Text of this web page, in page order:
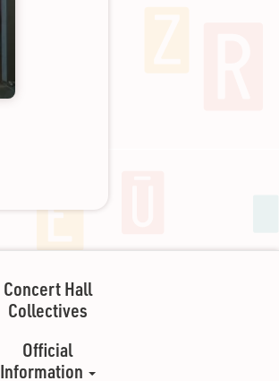
Concert Hall
Collectives
Official
Information